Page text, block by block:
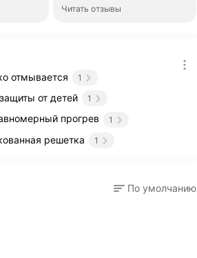
Читать отзывы
отмывается 1
от детей 1
прогрев 1
решетка 1
По умолчанию